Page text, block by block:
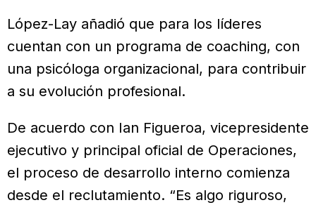
López-Lay añadió que para los líderes
cuentan con un programa de coaching, con
una psicóloga organizacional, para contribuir
a su evolución profesional.
De acuerdo con Ian Figueroa, vicepresidente
ejecutivo y principal oficial de Operaciones,
el proceso de desarrollo interno comienza
desde el reclutamiento. “Es algo riguroso,